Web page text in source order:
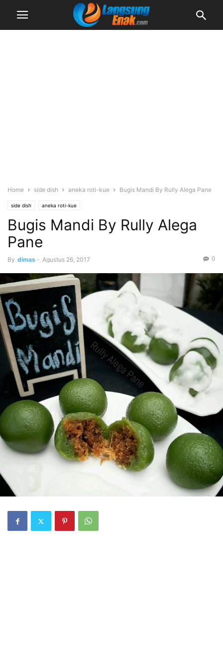
Home side dish aneka roti-kue Bugis Mandi By Rully Alega Pane
side dish aneka roti-kue
Bugis Mandi By Rully Alega
Pane
By dimas - Agustus 26, 2017 0